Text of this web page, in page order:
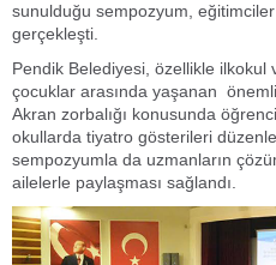
sunulduğu sempozyum, eğitimciler
gerçekleşti.
Pendik Belediyesi, özellikle ilkokul
çocuklar arasında yaşanan
Akran zorbalığı konusunda
okullarda tiyatro gösterileri
sempozyumla da uzmanların
ailelerle paylaşması sağlandı.